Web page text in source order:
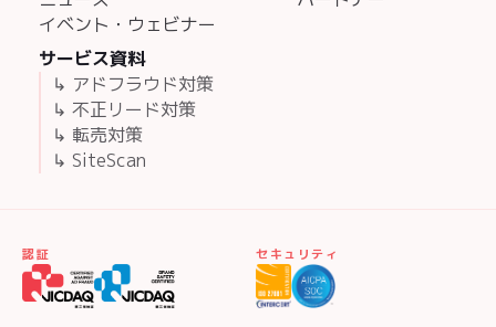
イベント・ウェビナー
サービス資料
↳ アドフラウド対策
↳ 不正リード対策
↳ 転売対策
↳ SiteScan
認証 セキュリティ